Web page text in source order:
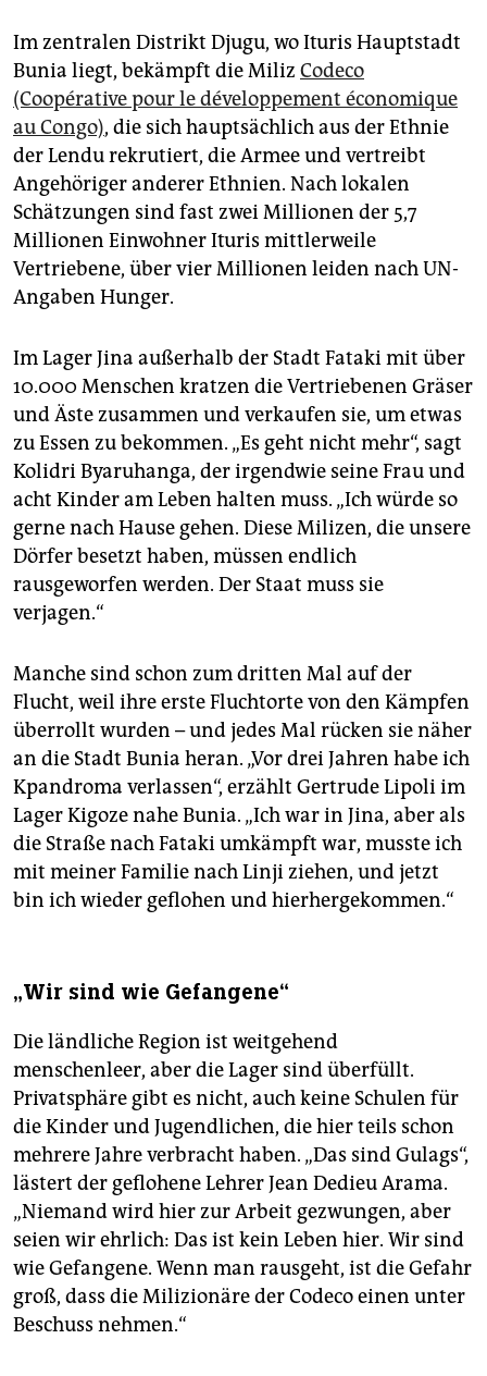
Im zentralen Distrikt Djugu, wo Ituris Hauptstadt
Bunia liegt, bekämpft die Miliz Codeco
(Coopérative pour le développement économique
au Congo), die sich hauptsächlich aus der Ethnie
der Lendu rekrutiert, die Armee und vertreibt
Angehöriger anderer Ethnien. Nach lokalen
Schätzungen sind fast zwei Millionen der 5,7
Millionen Einwohner Ituris mittlerweile
Vertriebene, über vier Millionen leiden nach UN-
Angaben Hunger.
Im Lager Jina außerhalb der Stadt Fataki mit über
10.000 Menschen kratzen die Vertriebenen Gräser
und Äste zusammen und verkaufen sie, um etwas
zu Essen zu bekommen. „Es geht nicht mehr“, sagt
Kolidri Byaruhanga, der irgendwie seine Frau und
acht Kinder am Leben halten muss. „Ich würde so
gerne nach Hause gehen. Diese Milizen, die unsere
Dörfer besetzt haben, müssen endlich
rausgeworfen werden. Der Staat muss sie
verjagen.“
Manche sind schon zum dritten Mal auf der
Flucht, weil ihre erste Fluchtorte von den Kämpfen
überrollt wurden – und jedes Mal rücken sie näher
an die Stadt Bunia heran. „Vor drei Jahren habe ich
Kpandroma verlassen“, erzählt Gertrude Lipoli im
Lager Kigoze nahe Bunia. „Ich war in Jina, aber als
die Straße nach Fataki umkämpft war, musste ich
mit meiner Familie nach Linji ziehen, und jetzt
bin ich wieder geflohen und hierhergekommen.“
„Wir sind wie Gefangene“
Die ländliche Region ist weitgehend
menschenleer, aber die Lager sind überfüllt.
Privatsphäre gibt es nicht, auch keine Schulen für
die Kinder und Jugendlichen, die hier teils schon
mehrere Jahre verbracht haben. „Das sind Gulags“,
lästert der geflohene Lehrer Jean Dedieu Arama.
„Niemand wird hier zur Arbeit gezwungen, aber
seien wir ehrlich: Das ist kein Leben hier. Wir sind
wie Gefangene. Wenn man rausgeht, ist die Gefahr
groß, dass die Milizionäre der Codeco einen unter
Beschuss nehmen.“